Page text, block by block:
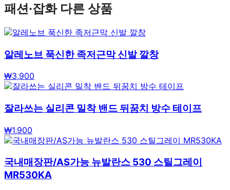
패션·잡화다른 상품
알레노브 푹신한 족저근막 신발 깔창
₩3,900
잘라쓰는 실리콘 밀착 밴드 뒤꿈치 방수 테이프
₩1,900
국내매장판/AS가능 뉴발란스 530 스틸그레이
MR530KA